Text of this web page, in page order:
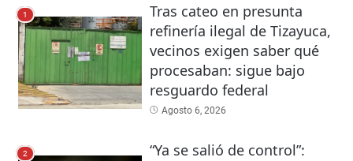
1
Tras cateo en presunta
refinería ilegal de Tizayuca,
vecinos exigen saber qué
procesaban: sigue bajo
resguardo federal
Agosto 6, 2026
2
“Ya se salió de control”: